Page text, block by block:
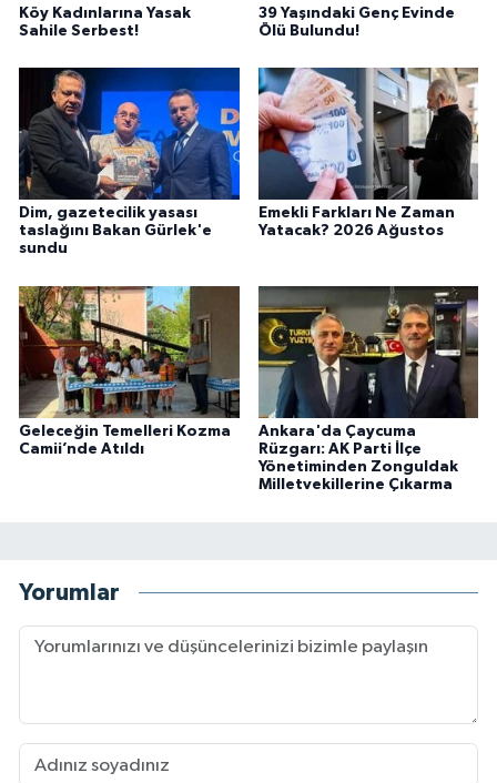
Köy Kadınlarına Yasak
Sahile Serbest!
39 Yaşındaki Genç Evinde
Ölü Bulundu!
Dim, gazetecilik yasası
taslağını Bakan Gürlek'e
sundu
Emekli Farkları Ne Zaman
Yatacak? 2026 Ağustos
Geleceğin Temelleri Kozma
Camii’nde Atıldı
Ankara'da Çaycuma
Rüzgarı: AK Parti İlçe
Yönetiminden Zonguldak
Milletvekillerine Çıkarma
Yorumlar